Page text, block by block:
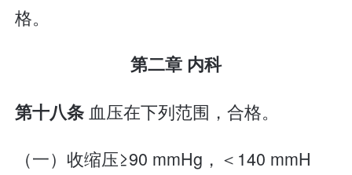
格。
第二章 内科
第十八条 血压在下列范围，合格。
（一）收缩压≥90 mmHg，＜140 mmH